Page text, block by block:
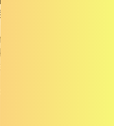
và trắng hơn.
nên đựng trong
thoáng hoặc
hóa).
thêm một củ
khử mùi và tăng